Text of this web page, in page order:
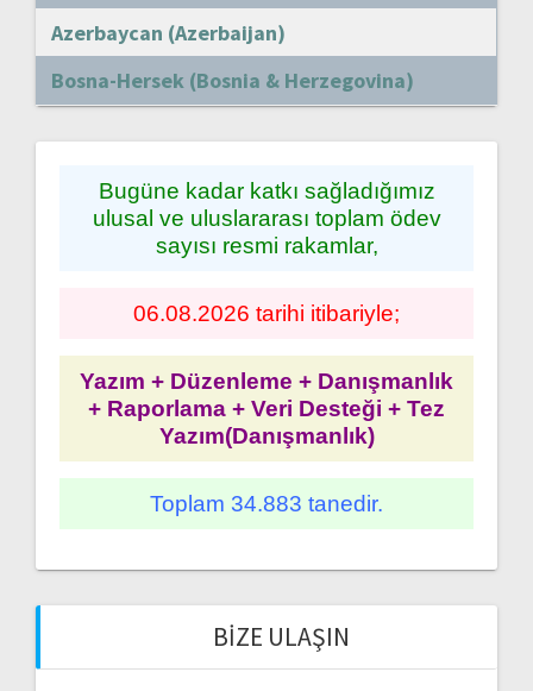
Azerbaycan (Azerbaijan)
Bosna-Hersek (Bosnia & Herzegovina)
Bugüne kadar katkı sağladığımız
ulusal ve uluslararası toplam ödev
sayısı resmi rakamlar,
06.08.2026 tarihi itibariyle;
Yazım + Düzenleme + Danışmanlık
+ Raporlama + Veri Desteği + Tez
Yazım(Danışmanlık)
Toplam 34.883 tanedir.
BIZE ULAŞIN